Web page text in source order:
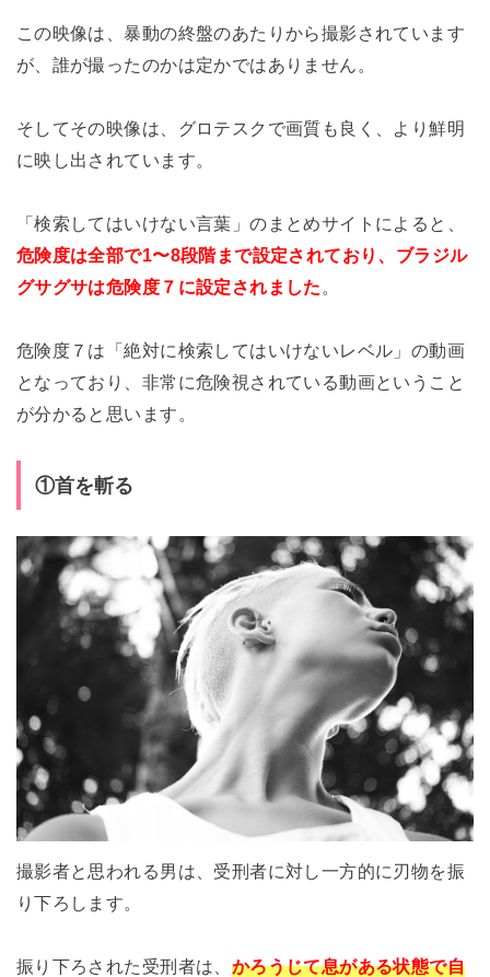
この映像は、暴動の終盤のあたりから撮影されています
が、誰が撮ったのかは定かではありません。
そしてその映像は、グロテスクで画質も良く、より鮮明
に映し出されています。
「検索してはいけない言葉」のまとめサイトによると、
危険度は全部で1〜8段階まで設定されており、 ブラジル
グサグサは危険度７に設定されました 。
危険度７は「絶対に検索してはいけないレベル」の動画
となっており、非常に危険視されている動画ということ
が分かると思います。
①首を斬る
撮影者と思われる男は、受刑者に対し一方的に刃物を振
り下ろします。
振り下ろされた受刑者は、 かろうじて息がある状態で自